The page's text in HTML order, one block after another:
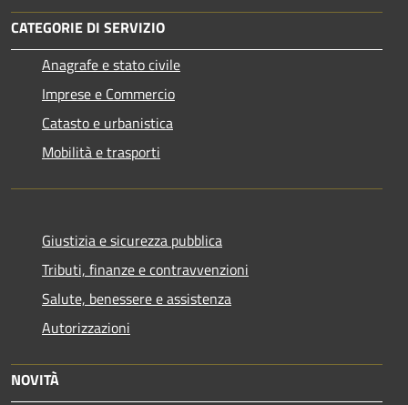
CATEGORIE DI SERVIZIO
Anagrafe e stato civile
Imprese e Commercio
Catasto e urbanistica
Mobilità e trasporti
Giustizia e sicurezza pubblica
Tributi, finanze e contravvenzioni
Salute, benessere e assistenza
Autorizzazioni
NOVITÀ